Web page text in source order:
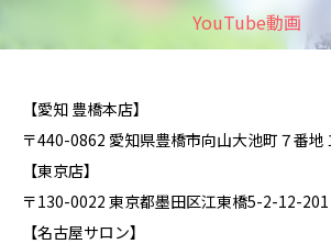
YouTube動画
【愛知 豊橋本店】
〒440-0862 愛知県豊橋市向山大池町７番地
【東京店】
〒130-0022 東京都墨田区江東橋5-2-12-201
【名古屋サロン】